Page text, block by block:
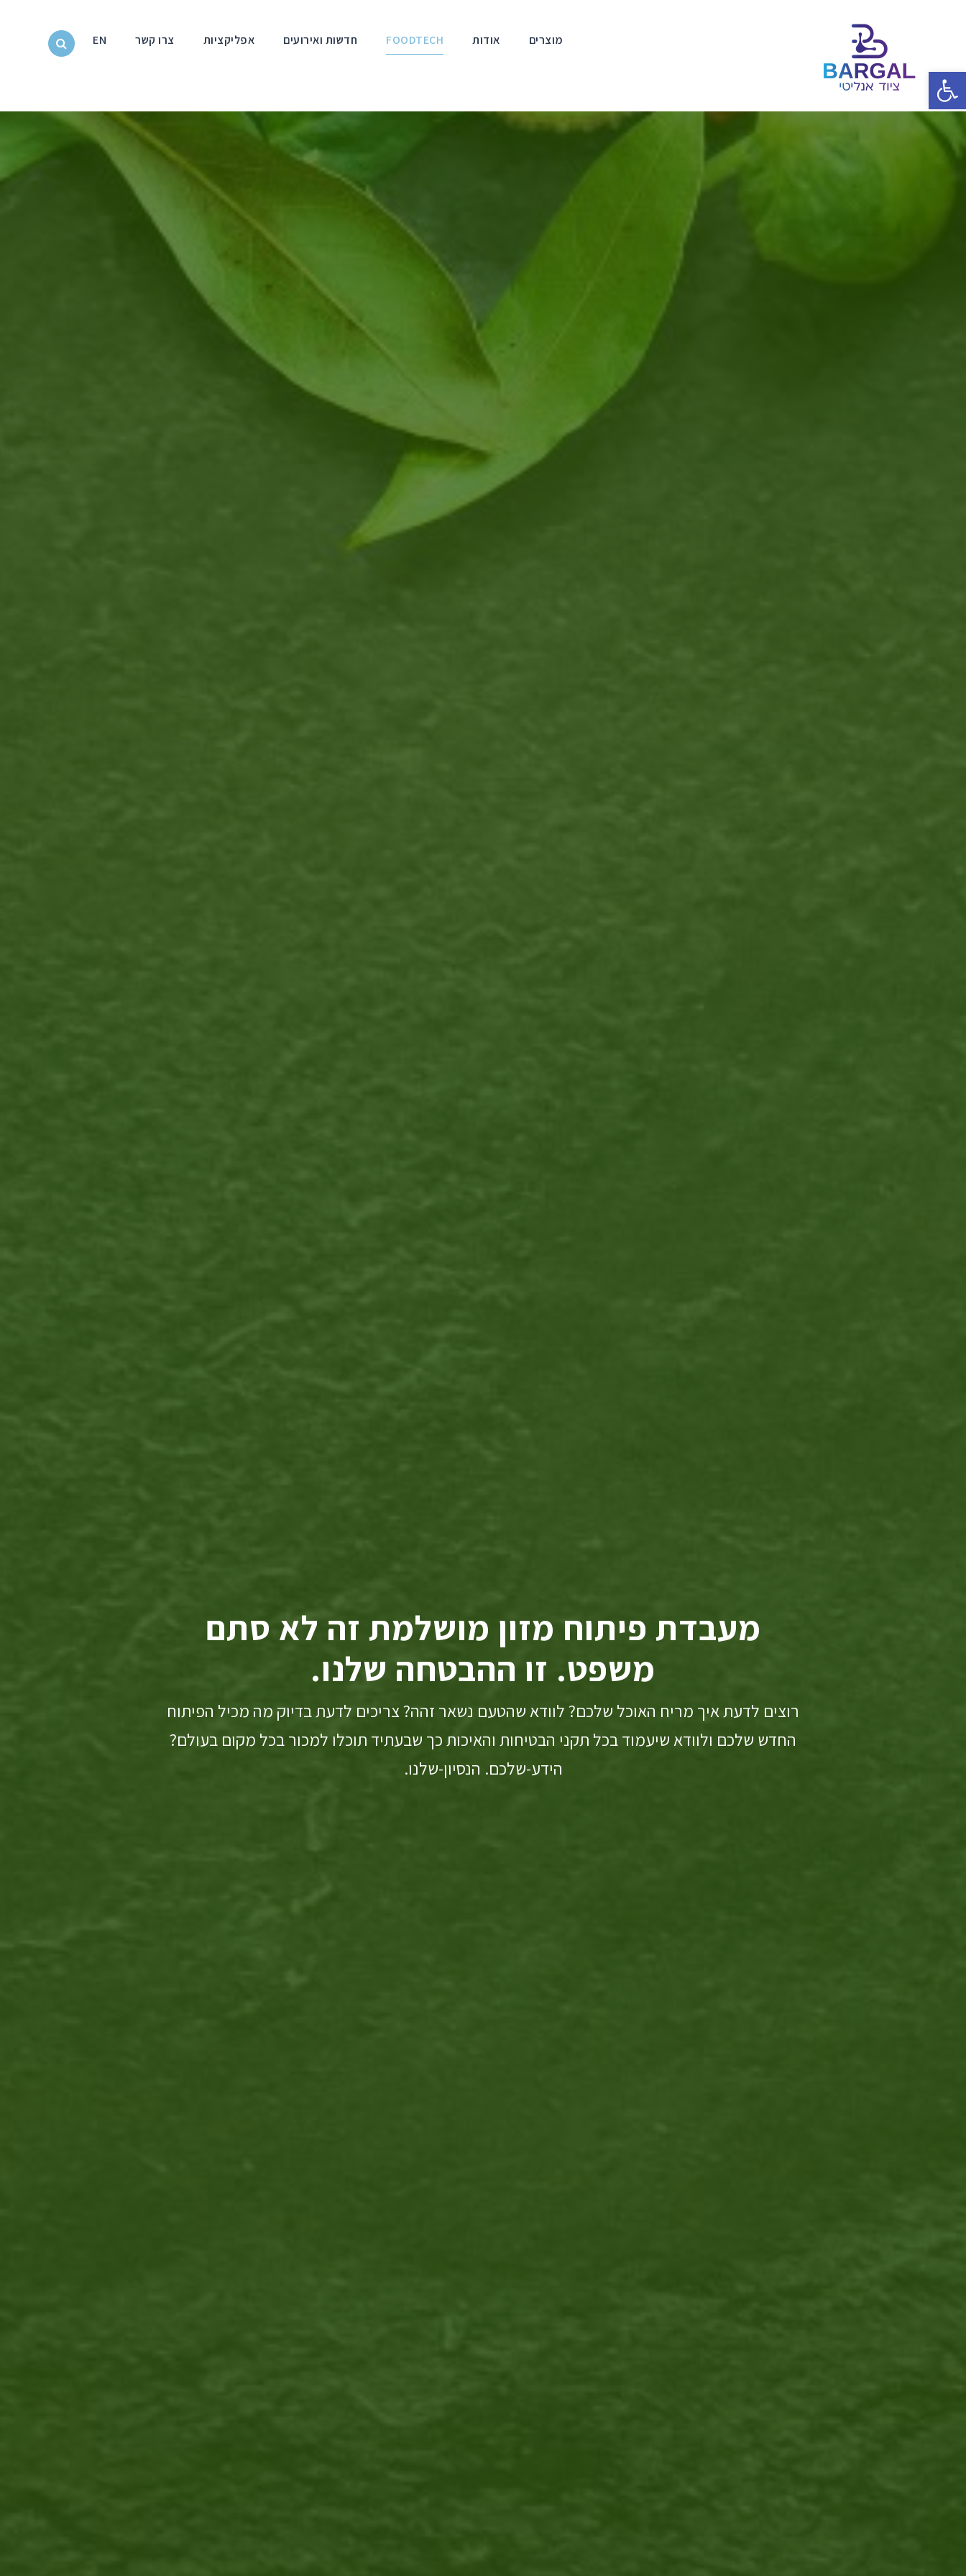
פתח סרגל נגישות
מוצרים אודות FOODTECH חדשות ואירועים אפליקציות צרו קשר EN
מעבדת פיתוח מזון מושלמת זה לא סתם
משפט. זו ההבטחה שלנו.
רוצים לדעת איך מריח האוכל שלכם? לוודא שהטעם נשאר זהה? צריכים לדעת בדיוק מה מכיל הפיתוח
החדש שלכם ולוודא שיעמוד בכל תקני הבטיחות והאיכות כך שבעתיד תוכלו למכור בכל מקום בעולם?
הידע-שלכם. הנסיון-שלנו.